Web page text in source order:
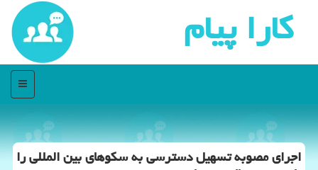
كارا پیام
منو
اجرای مصوبه تسهیل دسترسی به سکوهای بین المللی را